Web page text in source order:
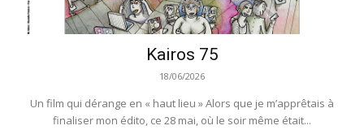
Kairos 75
18/06/2026
Un film qui dérange en « haut lieu » Alors que je m’apprêtais à
finaliser mon édito, ce 28 mai, où le soir même était...